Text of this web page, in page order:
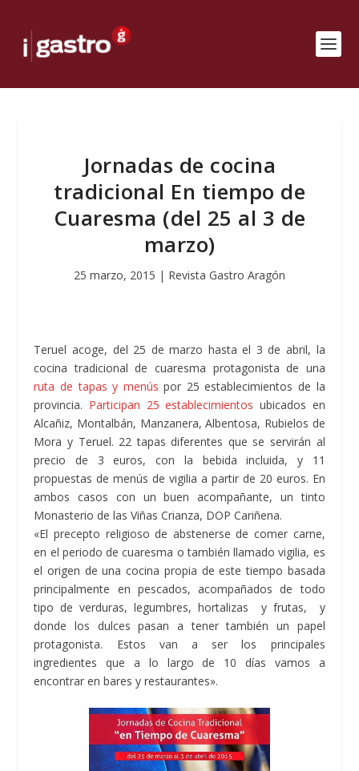
Jornadas de cocina
tradicional En tiempo de
Cuaresma (del 25 al 3 de
marzo)
25 marzo, 2015 | Revista Gastro Aragón
Teruel acoge, del 25 de marzo hasta el 3 de abril, la
cocina tradicional de cuaresma protagonista de una
ruta de tapas y menús por 25 establecimientos de la
provincia. Participan 25 establecimientos ubicados en
Alcañiz, Montalbán, Manzanera, Albentosa, Rubielos de
Mora y Teruel. 22 tapas diferentes que se servirán al
precio de 3 euros, con la bebida incluida, y 11
propuestas de menús de vigilia a partir de 20 euros. En
ambos casos con un buen acompañante, un tinto
Monasterio de las Viñas Crianza, DOP Cariñena.
«El precepto religioso de abstenerse de comer carne,
en el periodo de cuaresma o también llamado vigilia, es
el origen de una cocina propia de este tiempo basada
principalmente en pescados, acompañados de todo
tipo de verduras, legumbres, hortalizas y frutas, y
donde los dulces pasan a tener también un papel
protagonista. Estos van a ser los principales
ingredientes que a lo largo de 10 días vamos a
encontrar en bares y restaurantes».